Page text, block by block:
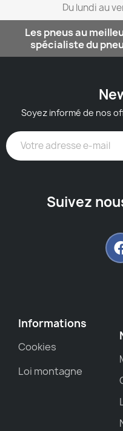
Du lundi au
Les pneus au
spécialiste du
Soyez informé de nos
Suivez
Informations
Cookies
Loi montagne